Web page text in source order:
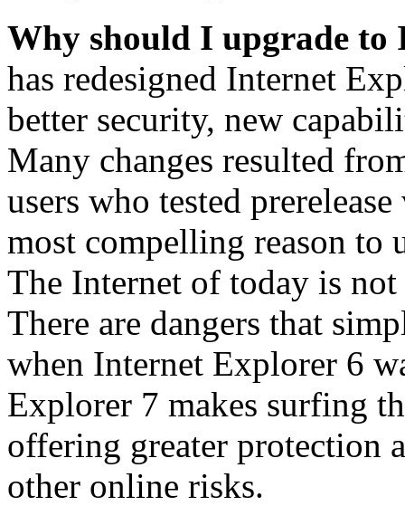
Why should I upgrade to
has redesigned Internet
better security, new
Many changes resulted
users who tested
most compelling reason to
The Internet of today is
There are dangers that
when Internet Explorer 6
Explorer 7 makes surfing
offering greater protection
other online risks.